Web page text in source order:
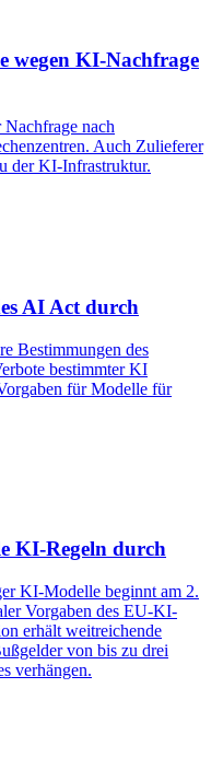
wegen KI-Nachfrage
nach
Auch Zulieferer
der KI-Infrastruktur.
AI Act durch
Bestimmungen des
bestimmter KI
für Modelle für
KI-Regeln durch
KI-Modelle beginnt am 2.
Vorgaben des EU-KI-
erhält weitreichende
von bis zu drei
verhängen.